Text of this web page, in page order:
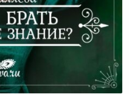
Знание?